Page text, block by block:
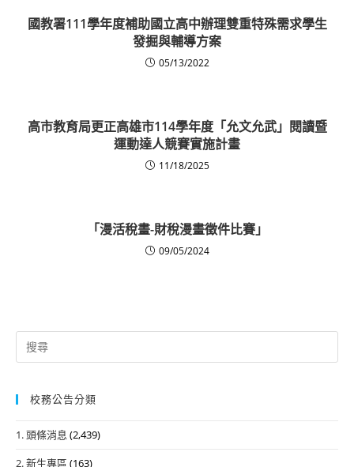
國教署111學年度補助國立高中辦理雙重特殊需求學生
發掘與輔導方案
05/13/2022
高市教育局更正高雄市114學年度「允文允武」閱讀暨
運動達人競賽實施計畫
11/18/2025
「漫活稅畫-財稅漫畫徵件比賽」
09/05/2024
Search
for:
校務公告分類
1. 頭條消息 (2,439)
2. 新生專區 (163)